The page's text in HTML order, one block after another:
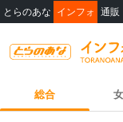
とらのあな インフォ 通販
総合